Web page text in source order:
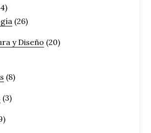
(26)
y Diseño (20)
(8)
(3)